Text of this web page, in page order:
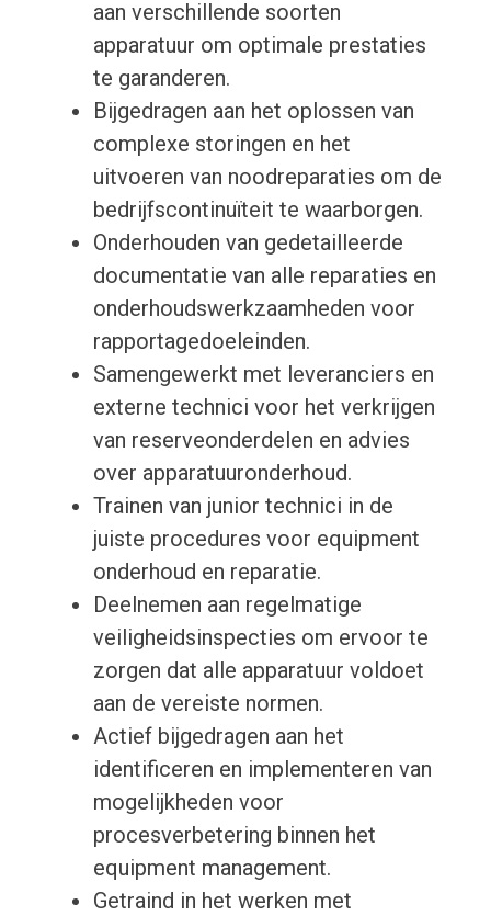
aan verschillende soorten
apparatuur om optimale prestaties
te garanderen.
Bijgedragen aan het oplossen van
complexe storingen en het
uitvoeren van noodreparaties om de
bedrijfscontinuïteit te waarborgen.
Onderhouden van gedetailleerde
documentatie van alle reparaties en
onderhoudswerkzaamheden voor
rapportagedoeleinden.
Samengewerkt met leveranciers en
externe technici voor het verkrijgen
van reserveonderdelen en advies
over apparatuuronderhoud.
Trainen van junior technici in de
juiste procedures voor equipment
onderhoud en reparatie.
Deelnemen aan regelmatige
veiligheidsinspecties om ervoor te
zorgen dat alle apparatuur voldoet
aan de vereiste normen.
Actief bijgedragen aan het
identificeren en implementeren van
mogelijkheden voor
procesverbetering binnen het
equipment management.
Getraind in het werken met